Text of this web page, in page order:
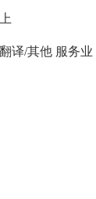
译/其他 服务业